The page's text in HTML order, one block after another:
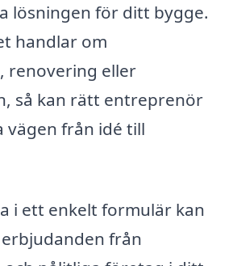
lösningen för ditt bygge.
handlar om
renovering eller
så kan rätt entreprenör
vägen från idé till
i ett enkelt formulär kan
från